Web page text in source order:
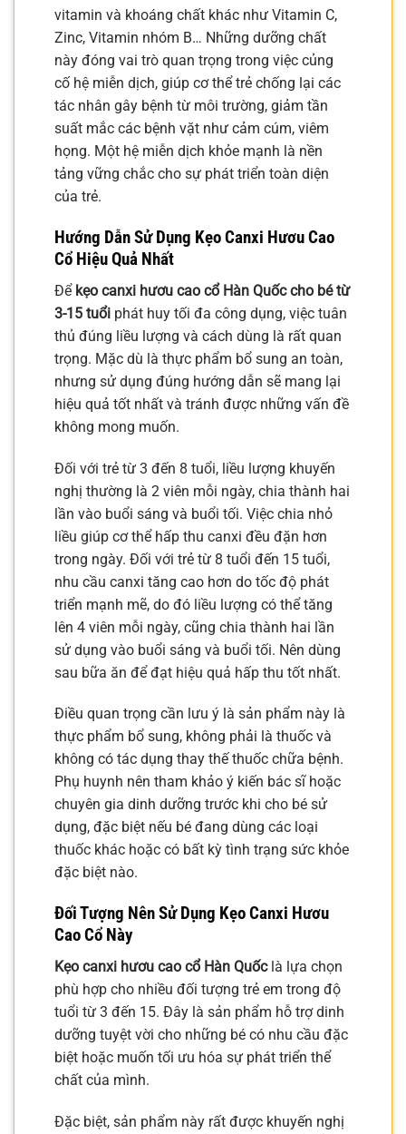
vitamin và khoáng chất khác như Vitamin C,
Zinc, Vitamin nhóm B… Những dưỡng chất
này đóng vai trò quan trọng trong việc củng
cố hệ miễn dịch, giúp cơ thể trẻ chống lại các
tác nhân gây bệnh từ môi trường, giảm tần
suất mắc các bệnh vặt như cảm cúm, viêm
họng. Một hệ miễn dịch khỏe mạnh là nền
tảng vững chắc cho sự phát triển toàn diện
của trẻ.
Hướng Dẫn Sử Dụng Kẹo Canxi Hươu Cao
Cổ Hiệu Quả Nhất
Để kẹo canxi hươu cao cổ Hàn Quốc cho bé từ
3-15 tuổi phát huy tối đa công dụng, việc tuân
thủ đúng liều lượng và cách dùng là rất quan
trọng. Mặc dù là thực phẩm bổ sung an toàn,
nhưng sử dụng đúng hướng dẫn sẽ mang lại
hiệu quả tốt nhất và tránh được những vấn đề
không mong muốn.
Đối với trẻ từ 3 đến 8 tuổi, liều lượng khuyến
nghị thường là 2 viên mỗi ngày, chia thành hai
lần vào buổi sáng và buổi tối. Việc chia nhỏ
liều giúp cơ thể hấp thu canxi đều đặn hơn
trong ngày. Đối với trẻ từ 8 tuổi đến 15 tuổi,
nhu cầu canxi tăng cao hơn do tốc độ phát
triển mạnh mẽ, do đó liều lượng có thể tăng
lên 4 viên mỗi ngày, cũng chia thành hai lần
sử dụng vào buổi sáng và buổi tối. Nên dùng
sau bữa ăn để đạt hiệu quả hấp thu tốt nhất.
Điều quan trọng cần lưu ý là sản phẩm này là
thực phẩm bổ sung, không phải là thuốc và
không có tác dụng thay thế thuốc chữa bệnh.
Phụ huynh nên tham khảo ý kiến bác sĩ hoặc
chuyên gia dinh dưỡng trước khi cho bé sử
dụng, đặc biệt nếu bé đang dùng các loại
thuốc khác hoặc có bất kỳ tình trạng sức khỏe
đặc biệt nào.
Đối Tượng Nên Sử Dụng Kẹo Canxi Hươu
Cao Cổ Này
Kẹo canxi hươu cao cổ Hàn Quốclà lựa chọn
phù hợp cho nhiều đối tượng trẻ em trong độ
tuổi từ 3 đến 15. Đây là sản phẩm hỗ trợ dinh
dưỡng tuyệt vời cho những bé có nhu cầu đặc
biệt hoặc muốn tối ưu hóa sự phát triển thể
chất của mình.
Đặc biệt, sản phẩm này rất được khuyến nghị